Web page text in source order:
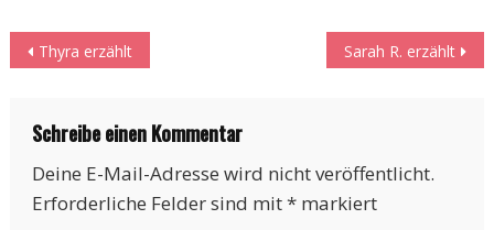
Beitragsnavigation
Thyra erzählt Sarah R. erzählt
Schreibe einen Kommentar
Deine E-Mail-Adresse wird nicht veröffentlicht.
Erforderliche Felder sind mit*markiert